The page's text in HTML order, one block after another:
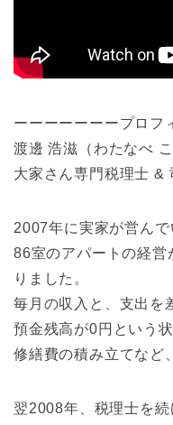
ーーーーーーープロフ
渡邊 浩滋（わたなべ こ
大家さん専門税理士 &
2007年に実家が営んで
86室のアパートの経営
りました。
毎月の収入と、支出を
預金残高が0円という
修繕費の積み立てなど
翌2008年、税理士を続